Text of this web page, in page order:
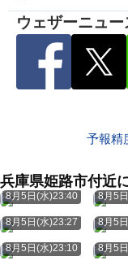
ウェザーニュ
予報精
兵庫県姫路市付近
8月5日(水)23:40 8月5
8月5日(水)23:27 8月5
8月5日(水)23:10 8月5